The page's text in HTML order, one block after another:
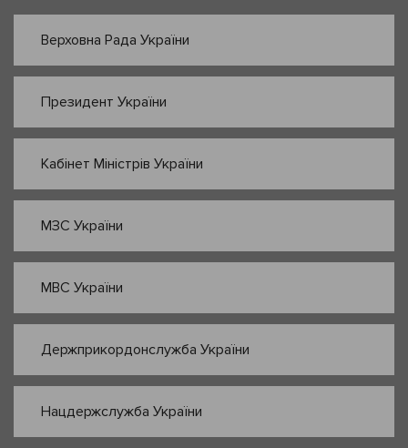
Верховна Рада України
Президент України
Кабінет Міністрів України
МЗС України
МВС України
Держприкордонслужба України
Нацдержслужба України